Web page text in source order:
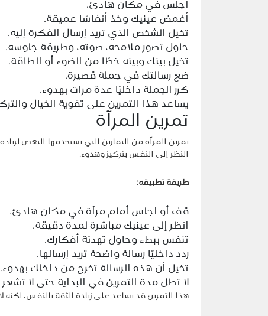
اجلس في مكان هادئ.
أغمض عينيك وخذ أنفاسًا عميقة.
تخيل الشخص الذي تريد إرسال الفكرة إليه.
حاول تصور ملامحه، صوته، وطريقة جلوسه.
تخيل بينك وبينه خطًا من الضوء أو الطاقة.
ضع رسالتك في جملة قصيرة.
كرر الجملة داخليًا عدة مرات بهدوء.
يساعد هذا التمرين على تقوية الخيال
تمرين المرآة
تمرين المرآة من التمارين التي يستخدمها البعض
النظر إلى النفس بتركيز وهدوء.
طريقة تطبيقه:
قف أو اجلس أمام مرآة في مكان هادئ.
انظر إلى عينيك مباشرة لمدة دقيقة.
تنفس ببطء وحاول تهدئة أفكارك.
ردد داخليًا رسالة واضحة تريد إرسالها.
تخيل أن هذه الرسالة تخرج من داخلك بهدوء.
لا تطل مدة التمرين في البداية حتى لا تشعر
هذا التمرين قد يساعد على زيادة الثقة بالنفس،